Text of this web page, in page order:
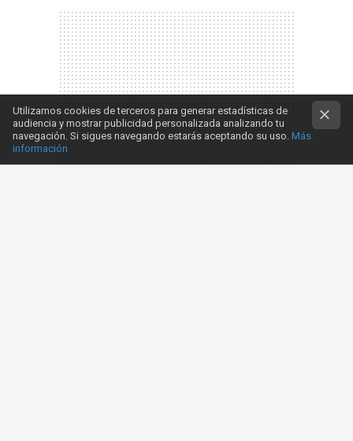
Utilizamos cookies de terceros para generar estadísticas de
audiencia y mostrar publicidad personalizada analizando tu
navegación. Si sigues navegando estarás aceptando su uso. Más
información